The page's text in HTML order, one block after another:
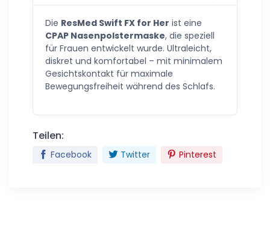
Die ResMed Swift FX for Her ist eine
CPAP Nasenpolstermaske, die speziell
für Frauen entwickelt wurde. Ultraleicht,
diskret und komfortabel – mit minimalem
Gesichtskontakt für maximale
Bewegungsfreiheit während des Schlafs.
Teilen:
Facebook Twitter Pinterest